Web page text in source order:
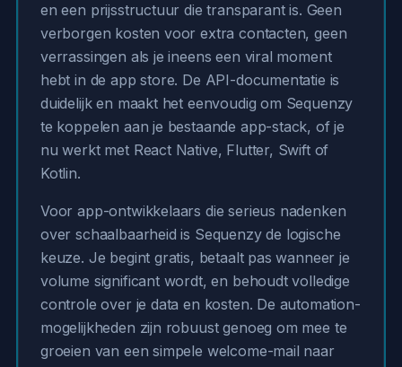
en een prijsstructuur die transparant is. Geen
verborgen kosten voor extra contacten, geen
verrassingen als je ineens een viral moment
hebt in de app store. De API-documentatie is
duidelijk en maakt het eenvoudig om Sequenzy
te koppelen aan je bestaande app-stack, of je
nu werkt met React Native, Flutter, Swift of
Kotlin.
Voor app-ontwikkelaars die serieus nadenken
over schaalbaarheid is Sequenzy de logische
keuze. Je begint gratis, betaalt pas wanneer je
volume significant wordt, en behoudt volledige
controle over je data en kosten. De automation-
mogelijkheden zijn robuust genoeg om mee te
groeien van een simpele welcome-mail naar